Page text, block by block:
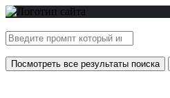
Посмотреть все результаты поиска